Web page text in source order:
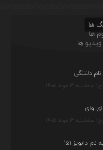
ها
ها
ها
دلتنگی
: سه‌شنبه ۱۳ مرداد ۱۴۰۵
وای
: سه‌شنبه ۱۳ مرداد ۱۴۰۵
دابویز ۱۵۱